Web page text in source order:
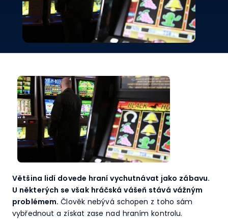
Většina lidí dovede hraní vychutnávat jako zábavu.
U některých se však hráčská vášeň stává vážným
problémem.Člověk nebývá schopen z toho sám
vybřednout a získat zase nad hraním kontrolu.